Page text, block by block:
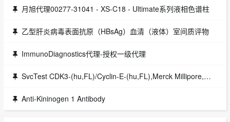
月旭代理00277-31041 - XS-C18 - Ultimate系列液相色谱柱
乙型肝炎病毒表面抗原（HBsAg）血清（液体）室间质评物
ImmunoDiagnostics代理-授权一级代理
SvcTest CDK3-(hu,FL)/Cyclin-E-(hu,FL),Merck Millipore,货号：14-487HTIC
Anti-Kininogen 1 Antibody